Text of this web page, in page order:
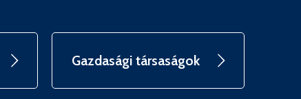
Gazdasági társaságok